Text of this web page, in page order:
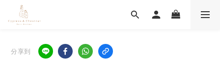
分享到